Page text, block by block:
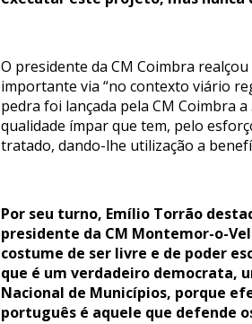
O presidente da CM Coimbra
importante via “no contexto viário
pedra foi lançada pela CM Coimbra
qualidade ímpar que tem, pelo
tratado, dando-lhe utilização a
Por seu turno, Emílio Torrão
presidente da CM Montemor-o-
costume de ser livre e de poder
que é um verdadeiro democrata,
Nacional de Municípios, porque
português é aquele que defende